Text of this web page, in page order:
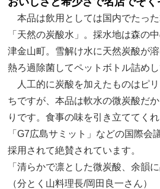
本品は飲用としては国内でたっ
「天然の炭酸水」。採水地は森の
津金山町。雪解け水に天然炭酸が
熱ろ過除菌してペットボトル詰めし
人工的に炭酸を加えたものはピ
ちですが、本品は軟水の微炭酸だ
りです。食事の味を引き立ててく
「G7広島サミット」などの国際会
採用されて絶賛されています。
「清らかで凛とした微炭酸、余韻
（分とく山料理長/岡田良一さん）